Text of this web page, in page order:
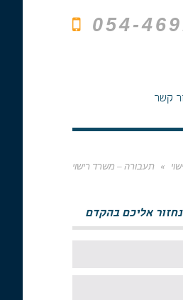
054-
קשר
» תעבורה – משרד רישוי
אליכם בהקדם